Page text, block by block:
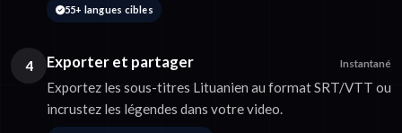
55+ langues cibles
4 Exporter et partager Instantané
Exportez les sous-titres Lituanien au format SRT/VTT ou
incrustez les légendes dans votre video.